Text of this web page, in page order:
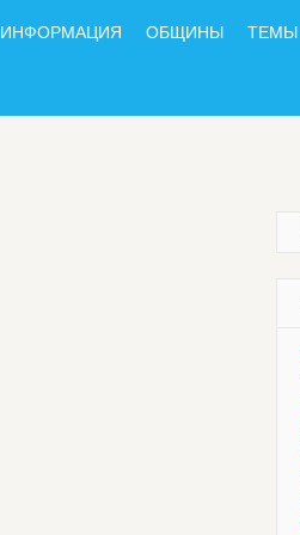
ИНФОРМАЦИЯ ОБЩИНЫ ТЕМЫ